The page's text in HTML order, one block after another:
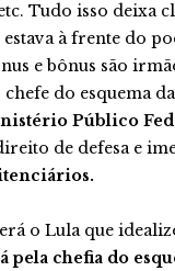
Tudo isso deixa
estava à frente do
e bônus são
do esquema
Público
de defesa e
o Lula que
chefia do